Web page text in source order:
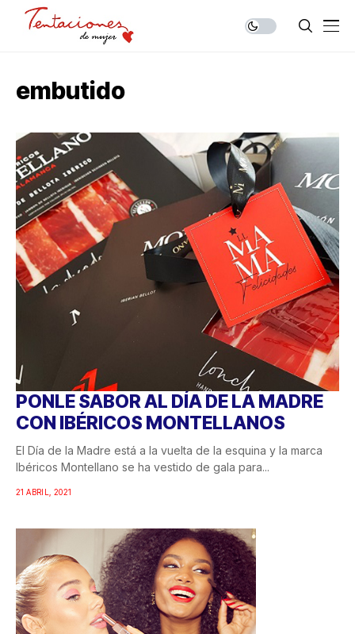
embutido
PONLE SABOR AL DÍA DE LA MADRE
CON IBÉRICOS MONTELLANOS
El Día de la Madre está a la vuelta de la esquina y la marca
Ibéricos Montellano se ha vestido de gala para...
21 ABRIL, 2021